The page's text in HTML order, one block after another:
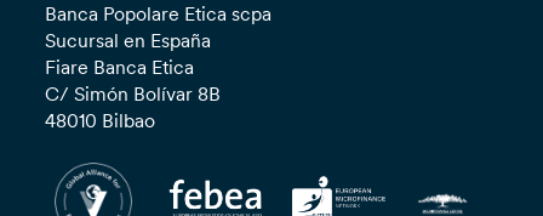
Banca Popolare Etica scpa
Sucursal en España
Fiare Banca Etica
C/ Simón Bolívar 8B
48010 Bilbao